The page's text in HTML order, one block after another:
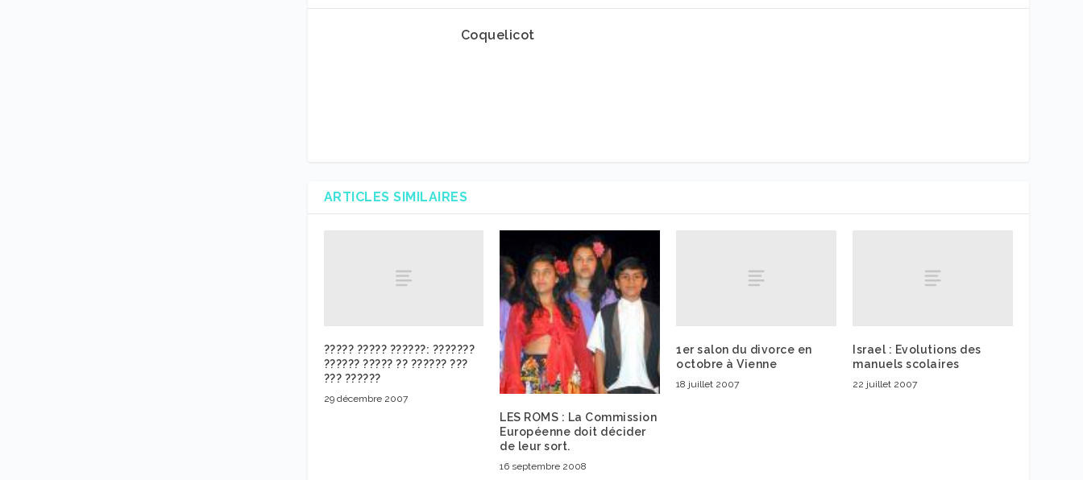
Coquelicot
ARTICLES SIMILAIRES
????? ????? ??????: ???????
?????? ????? ?? ?????? ???
??? ??????
29 décembre 2007
LES ROMS : La Commission
Européenne doit décider
de leur sort.
16 septembre 2008
1er salon du divorce en
octobre à Vienne
18 juillet 2007
Israel : Evolutions des
manuels scolaires
22 juillet 2007